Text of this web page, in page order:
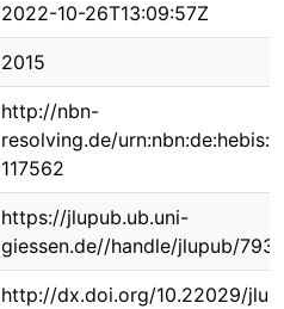
2022-10-26T13:09:57Z
2015
http://nbn-
resolving.de/
117562
https://jlupub.ub.uni-
giessen.de//handle/jlupub/
http://dx.doi.org/10.22029/